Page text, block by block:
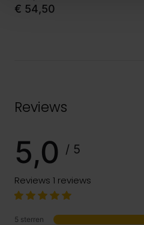
€ 54,50
Reviews
5,0 / 5
Reviews 1 reviews
5 sterren